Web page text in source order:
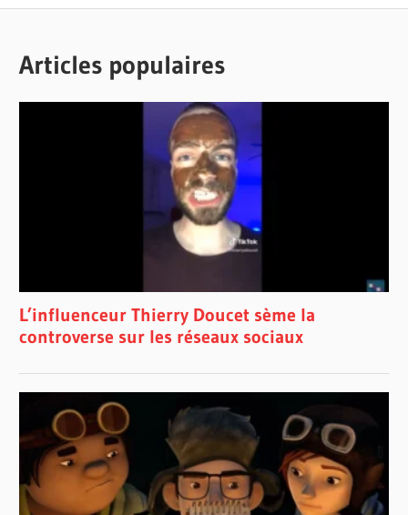
Articles populaires